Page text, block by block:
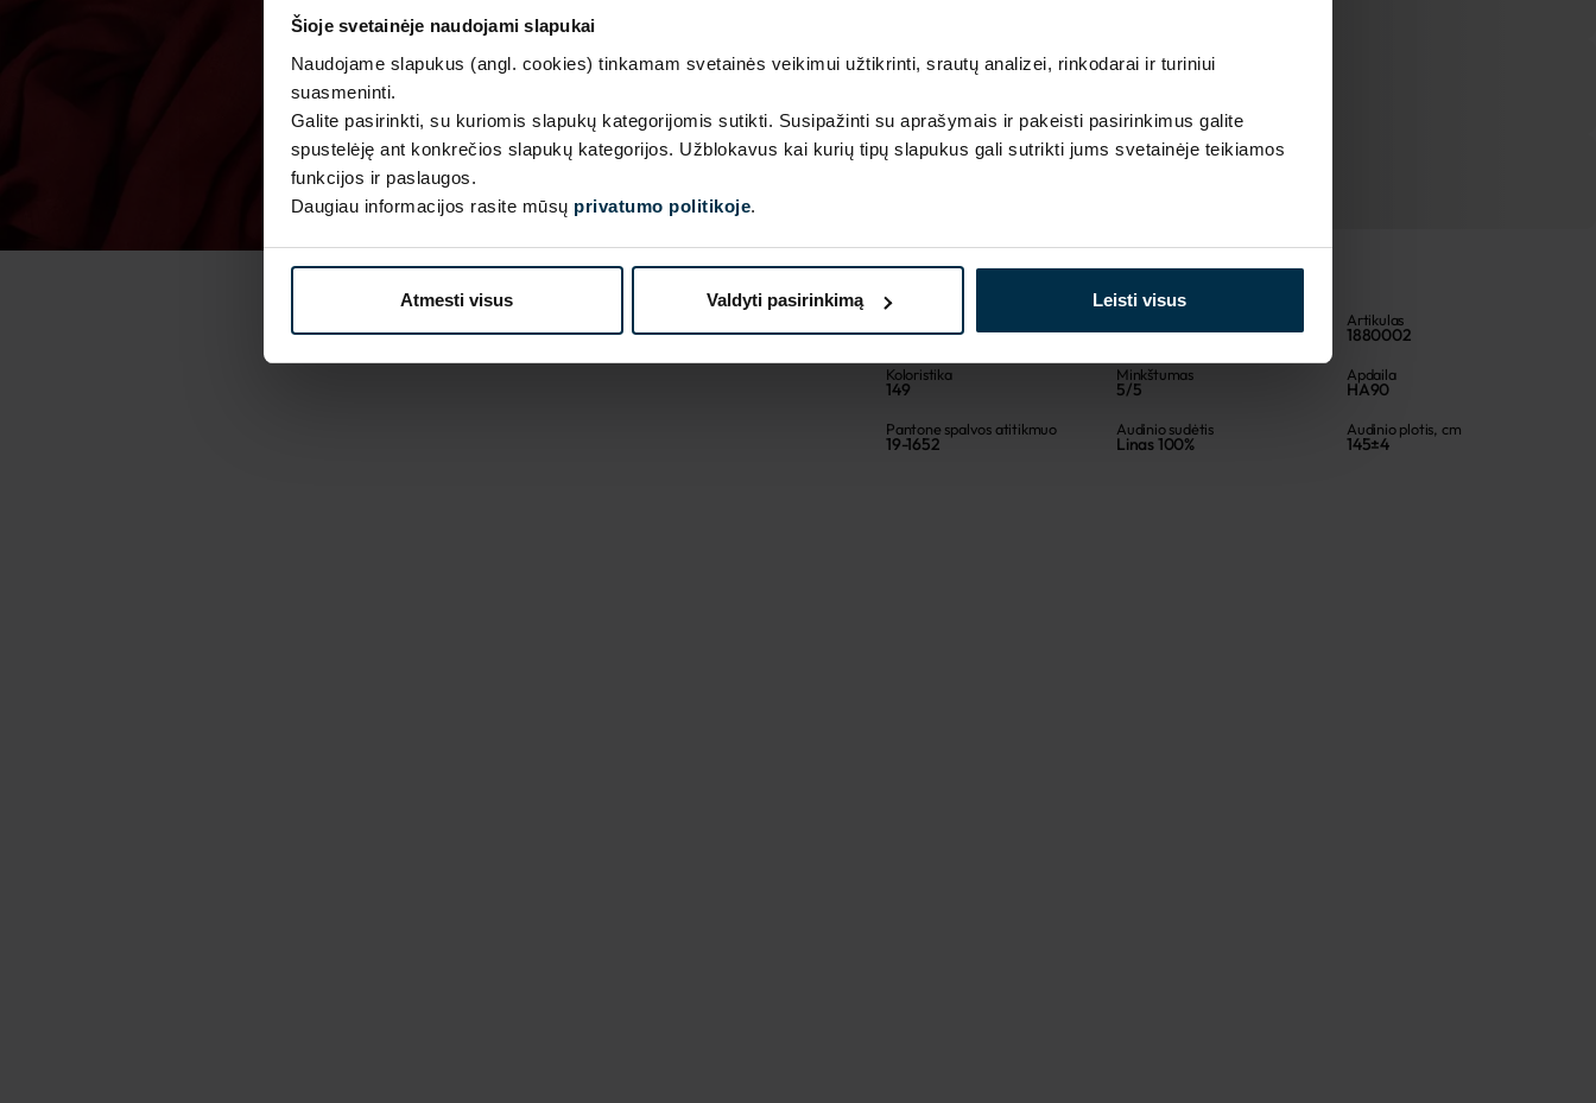
Šioje svetainėje naudojami slapukai
Naudojame slapukus (angl. cookies) tinkamam svetainės veikimui užtikrinti, srautų analizei, rinkodarai ir turiniui
suasmeninti.
Galite pasirinkti, su kuriomis slapukų kategorijomis sutikti. Susipažinti su aprašymais ir pakeisti pasirinkimus galite
spustelėję ant konkrečios slapukų kategorijos. Užblokavus kai kurių tipų slapukus gali sutrikti jums svetainėje teikiamos
funkcijos ir paslaugos.
Daugiau informacijos rasite mūsų privatumo politikoje.
Atmesti visus Valdyti pasirinkimą Leisti visus
1880002_HA90_149_0 Raudona
Artikulas
1880002
Koloristika
149
Minkštumas
5/5
Apdaila
HA90
Pantone spalvos atitikmuo
19-1652
Audinio sudėtis
Linas 100%
Audinio plotis, cm
145±4